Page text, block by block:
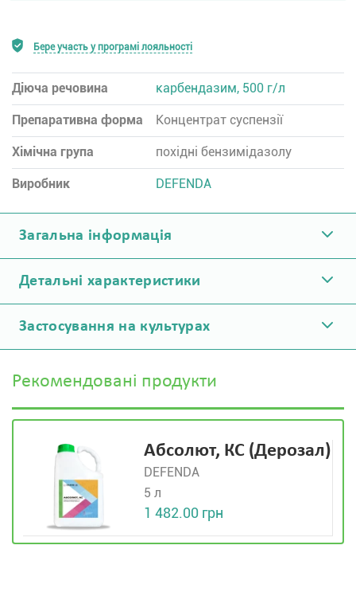
Бере участь у програмі лояльності
Діюча речовина карбендазим, 500 г/л
Препаративна форма Концентрат суспензії
Хімічна група похідні бензимідазолу
Виробник DEFENDA
Загальна інформація
Детальні характеристики
Застосування на культурах
Рекомендовані продукти
Абсолют, КС (Дерозал)
DEFENDA
5 л
1 482.00 грн